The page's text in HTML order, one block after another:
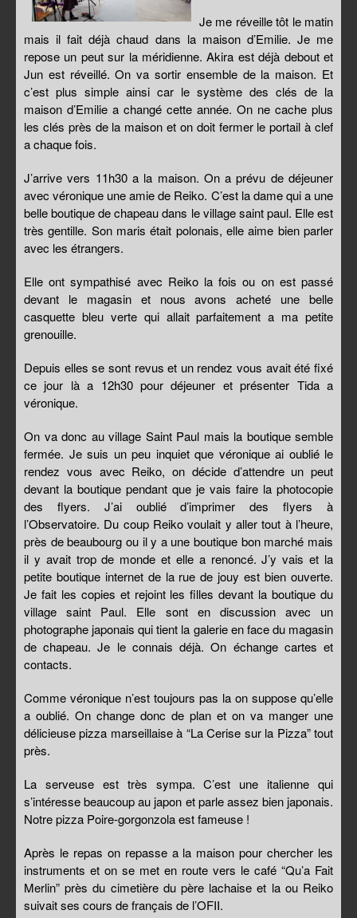
Je me réveille tôt le matin
mais il fait déjà chaud dans la maison d’Emilie. Je me
repose un peut sur la méridienne. Akira est déjà debout et
Jun est réveillé. On va sortir ensemble de la maison. Et
c’est plus simple ainsi car le système des clés de la
maison d’Emilie a changé cette année. On ne cache plus
les clés près de la maison et on doit fermer le portail à clef
a chaque fois.
J’arrive vers 11h30 a la maison. On a prévu de déjeuner
avec véronique une amie de Reiko. C’est la dame qui a une
belle boutique de chapeau dans le village saint paul. Elle est
très gentille. Son maris était polonais, elle aime bien parler
avec les étrangers.
Elle ont sympathisé avec Reiko la fois ou on est passé
devant le magasin et nous avons acheté une belle
casquette bleu verte qui allait parfaitement a ma petite
grenouille.
Depuis elles se sont revus et un rendez vous avait été fixé
ce jour là a 12h30 pour déjeuner et présenter Tida a
véronique.
On va donc au village Saint Paul mais la boutique semble
fermée. Je suis un peu inquiet que véronique ai oublié le
rendez vous avec Reiko, on décide d’attendre un peut
devant la boutique pendant que je vais faire la photocopie
des flyers. J’ai oublié d’imprimer des flyers à
l’Observatoire. Du coup Reiko voulait y aller tout à l’heure,
près de beaubourg ou il y a une boutique bon marché mais
il y avait trop de monde et elle a renoncé. J’y vais et la
petite boutique internet de la rue de jouy est bien ouverte.
Je fait les copies et rejoint les filles devant la boutique du
village saint Paul. Elle sont en discussion avec un
photographe japonais qui tient la galerie en face du magasin
de chapeau. Je le connais déjà. On échange cartes et
contacts.
Comme véronique n’est toujours pas la on suppose qu’elle
a oublié. On change donc de plan et on va manger une
délicieuse pizza marseillaise à “La Cerise sur la Pizza” tout
près.
La serveuse est très sympa. C’est une italienne qui
s’intéresse beaucoup au japon et parle assez bien japonais.
Notre pizza Poire-gorgonzola est fameuse !
Après le repas on repasse a la maison pour chercher les
instruments et on se met en route vers le café “Qu’a Fait
Merlin” près du cimetière du père lachaise et la ou Reiko
suivait ses cours de français de l’OFII.